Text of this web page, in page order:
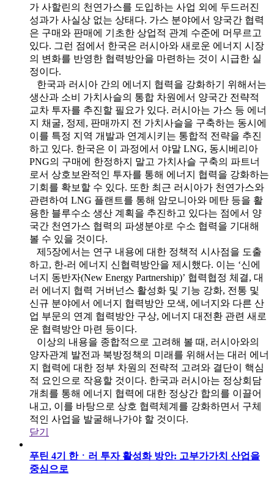
가 사할린의 천연가스를 도입하는 사업 외에 두드러진
성과가 사실상 없는 상태다. 가스 분야에서 양국간 협력
은 구매와 판매에 기초한 상업적 관계 수준에 머무르고
있다. 그런 점에서 한국은 러시아와 새로운 에너지 시장
의 변화를 반영한 협력방안을 마련하는 것이 시급한 실
정이다.
한국과 러시아 간의 에너지 협력을 강화하기 위해서는
생산과 소비 가치사슬의 통합 차원에서 양국간 전략적
교차 투자를 추진할 필요가 있다. 러시아는 가스 등 에너
지 채굴, 정제, 판매까지 전 가치사슬을 구축하는 동시에
이를 특정 지역 개발과 연계시키는 통합적 전략을 추진
하고 있다. 한국은 이 과정에서 야말 LNG, 동시베리아
PNG의 구매에 한정하지 말고 가치사슬 구축의 파트너
로서 상호보완적인 투자를 통해 에너지 협력을 강화하는
기회를 확보할 수 있다. 또한 최근 러시아가 천연가스와
관련하여 LNG 플랜트를 통해 암모니아와 메탄 등을 활
용한 블루수소 생산 계획을 추진하고 있다는 점에서 양
국간 천연가스 협력의 파생분야로 수소 협력을 기대해
볼 수 있을 것이다.
제5장에서는 연구 내용에 대한 정책적 시사점을 도출
하고, 한-러 에너지 신협력방안을 제시했다. 이는 ‘신에
너지 동반자(New Energy Partnership)’ 협력협정 체결, 대
러 에너지 협력 거버넌스 활성화 및 기능 강화, 전통 및
신규 분야에서 에너지 협력방안 모색, 에너지와 다른 산
업 부문의 연계 협력방안 구상, 에너지 대전환 관련 새로
운 협력방안 마련 등이다.
이상의 내용을 종합적으로 고려해 볼 때, 러시아와의
양자관계 발전과 북방정책의 미래를 위해서는 대러 에너
지 협력에 대한 정부 차원의 전략적 고려와 결단이 핵심
적 요인으로 작용할 것이다. 한국과 러시아는 정상회담
개최를 통해 에너지 협력에 대한 정상간 합의를 이끌어
내고, 이를 바탕으로 상호 협력체계를 강화하면서 구체
적인 사업을 발굴해나가야 할 것이다.
닫기
푸틴 4기 한ㆍ러 투자 활성화 방안: 고부가가치 산업을
중심으로